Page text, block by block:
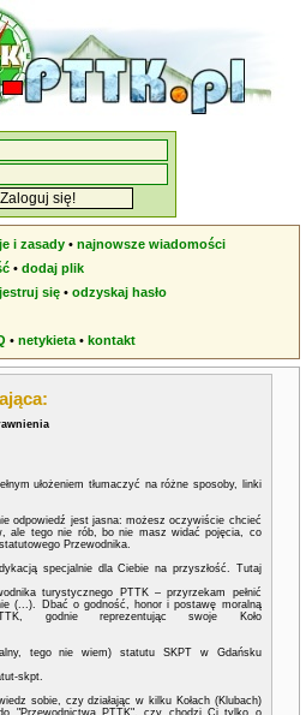
i zasady •najnowsze wiadomości
•dodaj plik
się •odzyskaj hasło
•netykieta •kontakt
ułożeniem tłumaczyć na różne sposoby, linki
odpowiedź jest jasna: możesz oczywiście chcieć
ale tego nie rób, bo nie masz widać pojęcia, co
Przewodnika.
specjalnie dla Ciebie na przyszłość. Tutaj
turystycznego PTTK – przyrzekam pełnić
(...). Dbać o godność, honor i postawę moralną
godnie reprezentując swoje Koło
tego nie wiem) statutu SKPT w Gdańsku
skpt.
sobie, czy działając w kilku Kołach (Klubach)
"Przewodnictwa PTTK", czy chodzi Ci tylko o